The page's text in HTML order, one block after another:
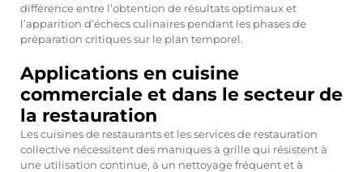
différence entre l’obtention de résultats optimaux et
l’apparition d’échecs culinaires pendant les phases de
préparation critiques sur le plan temporel.
Applications en cuisine
commerciale et dans le secteur de
la restauration
Les cuisines de restaurants et les services de restauration
collective nécessitent des maniques à grille qui résistent à
une utilisation continue, à un nettoyage fréquent et à